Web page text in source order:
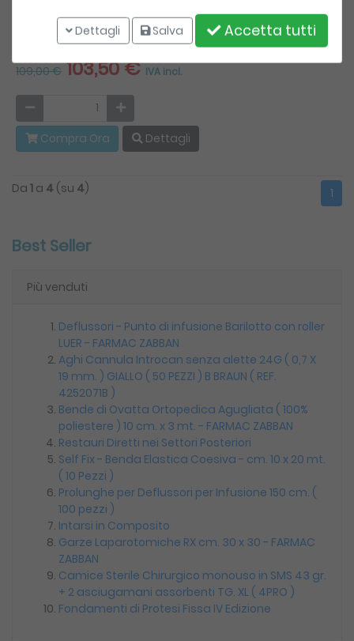
Best Seller
Più venduti
Deflussori - Punto di infusione Barilotto con roller
LUER - FARMAC ZABBAN
Aghi Cannula Introcan senza alette 24G ( 0,7 X
19 mm. ) GIALLO ( 50 PEZZI ) B BRAUN ( REF.
4252071B )
Bende di Ovatta Ortopedica Agugliata ( 100%
poliestere ) 10 cm. x 3 mt. - FARMAC ZABBAN
Restauri Diretti nei Settori Posteriori
Self Fix - Benda Elastica Coesiva - cm. 10 x 20 mt.
( 10 Pezzi )
Prolunghe per Deflussori per Infusione 150 cm. (
100 pezzi )
Intarsi in Composito
Garze Laparotomiche RX cm. 30 x 30 - FARMAC
ZABBAN
Camice Sterile Chirurgico monouso in SMS 43 gr.
+ 2 asciugamani assorbenti TG. XL ( 4PRO )
Fondamenti di Protesi Fissa IV Edizione
Imaging della Mammella ( Quarta Edizione )
Disponibile
109,00 € 103,50 € IVA incl.
Compra Ora Dettagli
Da 1 a 4 (su 4) 1
Dettagli Salva Accetta tutti